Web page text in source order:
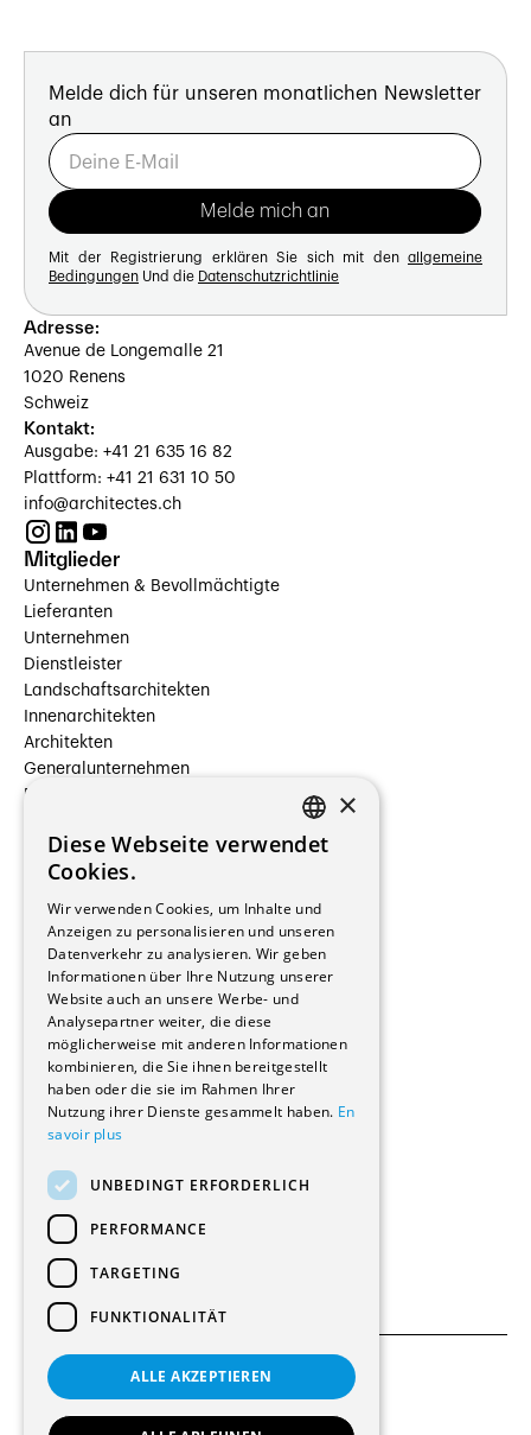
Melde dich für unseren monatlichen Newsletter
an
Mit der Registrierung erklären Sie sich mit den allgemeine
Bedingungen Und die Datenschutzrichtlinie
Adresse:
Avenue de Longemalle 21
1020 Renens
Schweiz
Kontakt:
Ausgabe: +41 21 635 16 82
Plattform: +41 21 631 10 50
info@architectes.ch
Mitglieder
Unternehmen & Bevollmächtigte
Lieferanten
Unternehmen
Dienstleister
Landschaftsarchitekten
Innenarchitekten
Architekten
Generalunternehmen
Beauftragte Unternehmen
Hersteller/Lieferanten
Bauherrschaften
Immobilienverwaltungsgesellschaften
Stockwerkeigentum
Reportagen
Wohnungen
Renovierungen
Innere Umbauten
Gastgewerbe und Tourismus
Verwaltungsgebäude und Geschäfte
Schuleinrichtungen
Medizinische Einrichtungen
Kultur - Sport - Freizeit
Industrie - Handwerk
Transport und Parkplätze
Diverse Bauten
Allgemeine Bedingungen
FRENCH
×
Diese Webseite verwendet
Cookies.
Wir verwenden Cookies, um Inhalte und
Anzeigen zu personalisieren und unseren
Datenverkehr zu analysieren. Wir geben
Informationen über Ihre Nutzung unserer
Website auch an unsere Werbe- und
Analysepartner weiter, die diese
möglicherweise mit anderen Informationen
kombinieren, die Sie ihnen bereitgestellt
haben oder die sie im Rahmen Ihrer
Nutzung ihrer Dienste gesammelt haben. En
savoir plus
UNBEDINGT ERFORDERLICH
PERFORMANCE
TARGETING
FUNKTIONALITÄT
ALLE AKZEPTIEREN